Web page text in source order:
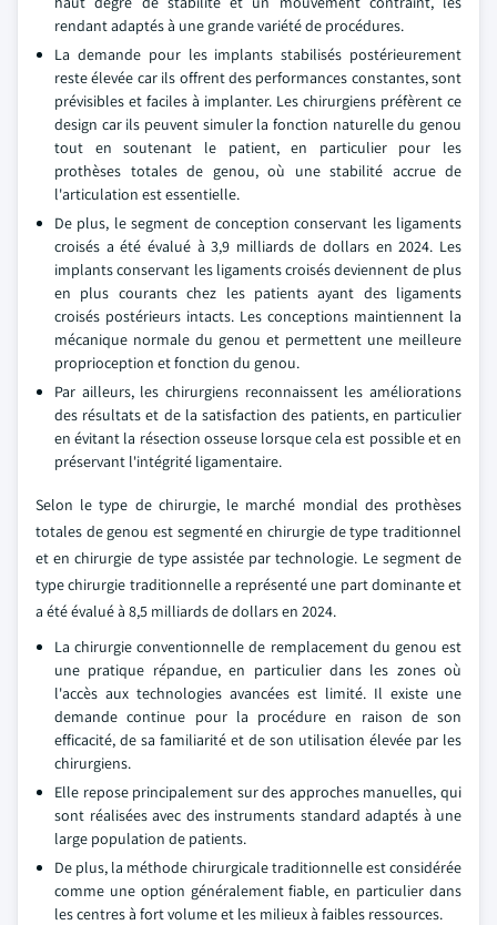
rendant adaptés à une grande variété de procédures.
La demande pour les implants stabilisés postérieurement
reste élevée car ils offrent des performances constantes, sont
prévisibles et faciles à implanter. Les chirurgiens préfèrent ce
design car ils peuvent simuler la fonction naturelle du genou
tout en soutenant le patient, en particulier pour les
prothèses totales de genou, où une stabilité accrue de
l'articulation est essentielle.
De plus, le segment de conception conservant les ligaments
croisés a été évalué à 3,9 milliards de dollars en 2024. Les
implants conservant les ligaments croisés deviennent de plus
en plus courants chez les patients ayant des ligaments
croisés postérieurs intacts. Les conceptions maintiennent la
mécanique normale du genou et permettent une meilleure
proprioception et fonction du genou.
Par ailleurs, les chirurgiens reconnaissent les améliorations
des résultats et de la satisfaction des patients, en particulier
en évitant la résection osseuse lorsque cela est possible et en
préservant l'intégrité ligamentaire.
Selon le type de chirurgie, le marché mondial des prothèses
totales de genou est segmenté en chirurgie de type traditionnel
et en chirurgie de type assistée par technologie. Le segment de
type chirurgie traditionnelle a représenté une part dominante et
a été évalué à 8,5 milliards de dollars en 2024.
La chirurgie conventionnelle de remplacement du genou est
une pratique répandue, en particulier dans les zones où
l'accès aux technologies avancées est limité. Il existe une
demande continue pour la procédure en raison de son
efficacité, de sa familiarité et de son utilisation élevée par les
chirurgiens.
Elle repose principalement sur des approches manuelles, qui
sont réalisées avec des instruments standard adaptés à une
large population de patients.
De plus, la méthode chirurgicale traditionnelle est considérée
comme une option généralement fiable, en particulier dans
les centres à fort volume et les milieux à faibles ressources.